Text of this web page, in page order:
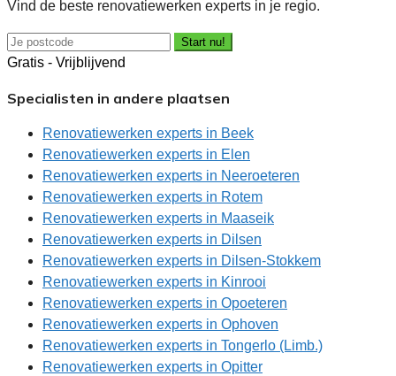
Vind de beste renovatiewerken experts in je regio.
Start nu!
Gratis - Vrijblijvend
Specialisten in andere plaatsen
Renovatiewerken experts in Beek
Renovatiewerken experts in Elen
Renovatiewerken experts in Neeroeteren
Renovatiewerken experts in Rotem
Renovatiewerken experts in Maaseik
Renovatiewerken experts in Dilsen
Renovatiewerken experts in Dilsen-Stokkem
Renovatiewerken experts in Kinrooi
Renovatiewerken experts in Opoeteren
Renovatiewerken experts in Ophoven
Renovatiewerken experts in Tongerlo (Limb.)
Renovatiewerken experts in Opitter